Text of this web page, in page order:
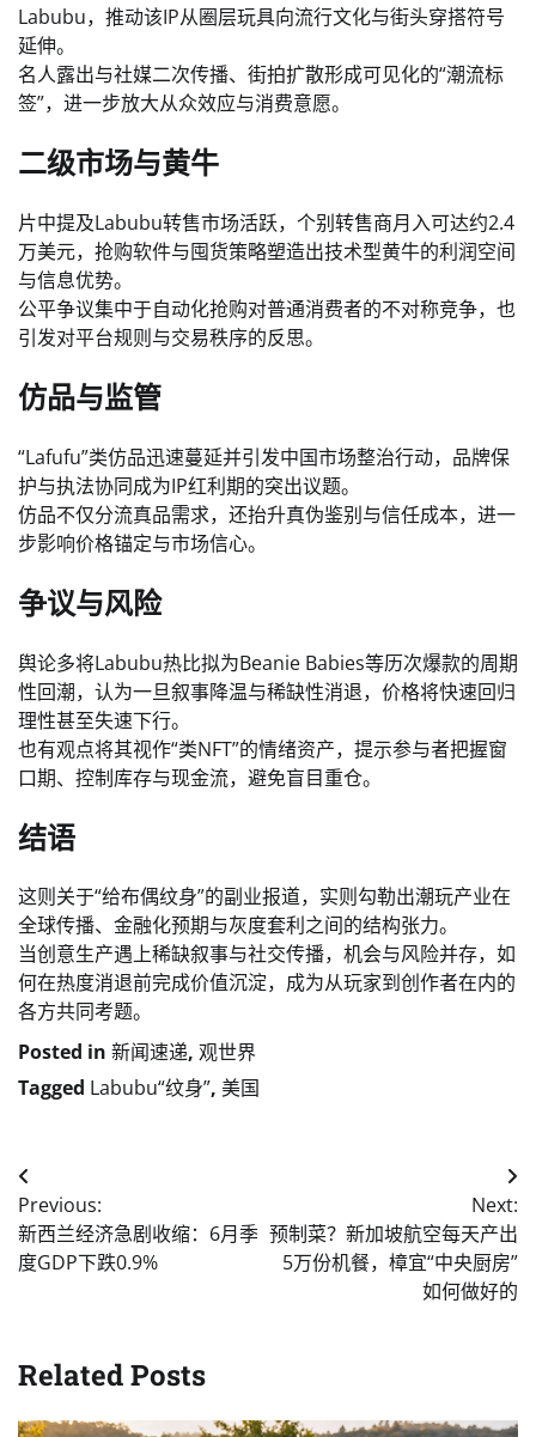
Labubu，推动该IP从圈层玩具向流行文化与街头穿搭符号
延伸。
名人露出与社媒二次传播、街拍扩散形成可见化的“潮流标
签”，进一步放大从众效应与消费意愿。
二级市场与黄牛
片中提及Labubu转售市场活跃，个别转售商月入可达约2.4
万美元，抢购软件与囤货策略塑造出技术型黄牛的利润空间
与信息优势。
公平争议集中于自动化抢购对普通消费者的不对称竞争，也
引发对平台规则与交易秩序的反思。
仿品与监管
“Lafufu”类仿品迅速蔓延并引发中国市场整治行动，品牌保
护与执法协同成为IP红利期的突出议题。
仿品不仅分流真品需求，还抬升真伪鉴别与信任成本，进一
步影响价格锚定与市场信心。
争议与风险
舆论多将Labubu热比拟为Beanie Babies等历次爆款的周期
性回潮，认为一旦叙事降温与稀缺性消退，价格将快速回归
理性甚至失速下行。
也有观点将其视作“类NFT”的情绪资产，提示参与者把握窗
口期、控制库存与现金流，避免盲目重仓。
结语
这则关于“给布偶纹身”的副业报道，实则勾勒出潮玩产业在
全球传播、金融化预期与灰度套利之间的结构张力。
当创意生产遇上稀缺叙事与社交传播，机会与风险并存，如
何在热度消退前完成价值沉淀，成为从玩家到创作者在内的
各方共同考题。
Posted in 新闻速递, 观世界
Tagged Labubu“纹身”, 美国
Post
navigation
Previous:
新西兰经济急剧收缩：6月季
度GDP下跌0.9%
Next:
预制菜？新加坡航空每天产出
5万份机餐，樟宜“中央厨房”
如何做好的
Related Posts